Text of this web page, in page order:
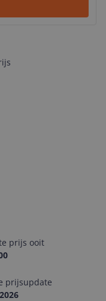
prijs ooit
prijsupdate